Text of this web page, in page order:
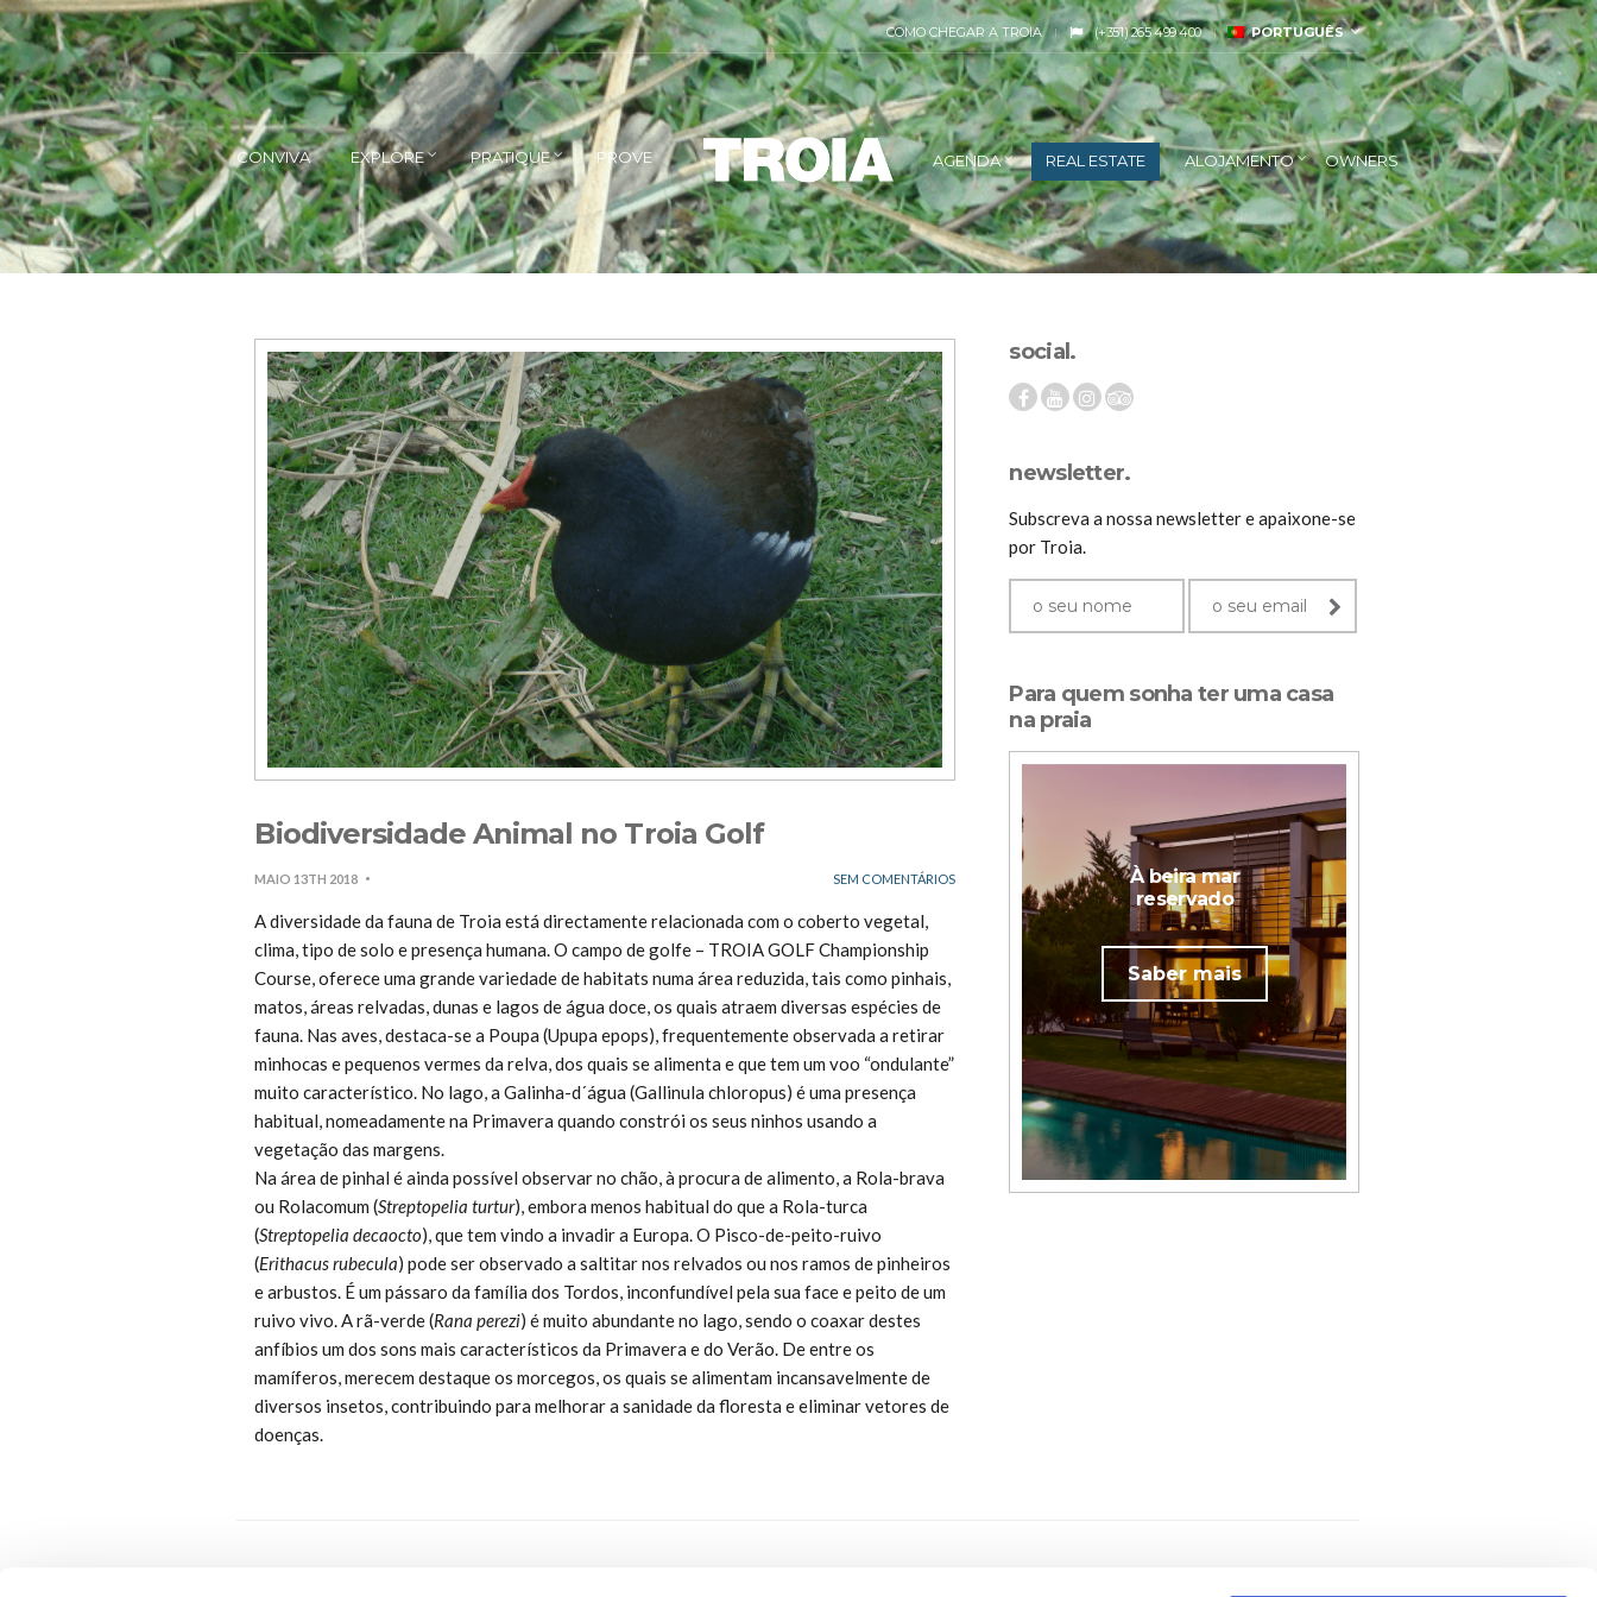
COMO CHEGAR A TROIA (+351) 265 499 400 PORTUGUÊS
CONVIVA EXPLORE PRATIQUE PROVE AGENDA REAL ESTATE ALOJAMENTO OWNERS
Biodiversidade Animal no Troia Golf
MAIO 13TH 2018 SEM COMENTÁRIOS
A diversidade da fauna de Troia está directamente relacionada com o coberto vegetal,
clima, tipo de solo e presença humana. O campo de golfe – TROIA GOLF Championship
Course, oferece uma grande variedade de habitats numa área reduzida, tais como pinhais,
matos, áreas relvadas, dunas e lagos de água doce, os quais atraem diversas espécies de
fauna. Nas aves, destaca-se a Poupa (Upupa epops), frequentemente observada a retirar
minhocas e pequenos vermes da relva, dos quais se alimenta e que tem um voo “ondulante”
muito característico. No lago, a Galinha-d´água (Gallinula chloropus) é uma presença
habitual, nomeadamente na Primavera quando constrói os seus ninhos usando a
vegetação das margens.
Na área de pinhal é ainda possível observar no chão, à procura de alimento, a Rola-brava
ou Rolacomum (Streptopelia turtur), embora menos habitual do que a Rola-turca
(Streptopelia decaocto), que tem vindo a invadir a Europa. O Pisco-de-peito-ruivo
(Erithacus rubecula) pode ser observado a saltitar nos relvados ou nos ramos de pinheiros
e arbustos. É um pássaro da família dos Tordos, inconfundível pela sua face e peito de um
ruivo vivo. A rã-verde (Rana perezi) é muito abundante no lago, sendo o coaxar destes
anfíbios um dos sons mais característicos da Primavera e do Verão. De entre os
mamíferos, merecem destaque os morcegos, os quais se alimentam incansavelmente de
diversos insetos, contribuindo para melhorar a sanidade da floresta e eliminar vetores de
doenças.
social.
newsletter.
Subscreva a nossa newsletter e apaixone-se
por Troia.
Para quem sonha ter uma casa
na praia
À beira mar
reservado
Saber mais